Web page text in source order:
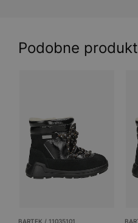
Podobne
BARTEK / 11035101